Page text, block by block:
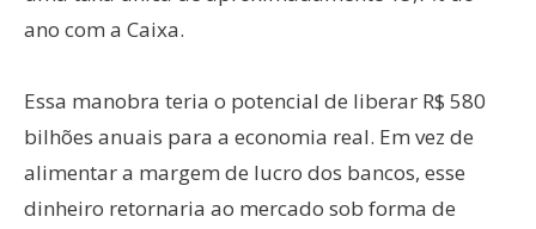
ano com a Caixa.
Essa manobra teria o potencial de liberar R$ 580
bilhões anuais para a economia real. Em vez de
alimentar a margem de lucro dos bancos, esse
dinheiro retornaria ao mercado sob forma de